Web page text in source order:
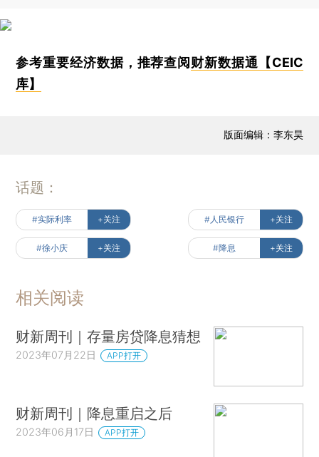
参考重要经济数据，推荐查阅财新数据通【CEIC
库】
版面编辑：李东昊
话题：
#实际利率 +关注 #人民银行 +关注
#徐小庆 +关注 #降息 +关注
相关阅读
财新周刊｜存量房贷降息猜想
2023年07月22日 APP打开
财新周刊｜降息重启之后
2023年06月17日 APP打开